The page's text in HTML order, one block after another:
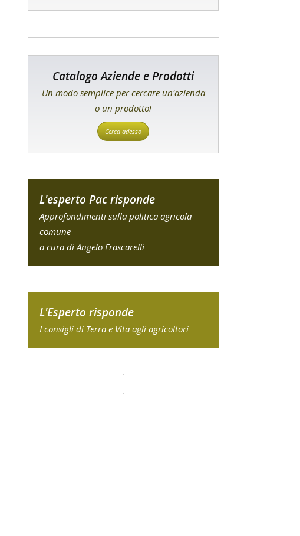
Catalogo Aziende e Prodotti
Un modo semplice per cercare un'azienda
o un prodotto!
Cerca adesso
L'esperto Pac risponde
Approfondimenti sulla politica agricola
comune
a cura di Angelo Frascarelli
L'Esperto risponde
I consigli di Terra e Vita agli agricoltori